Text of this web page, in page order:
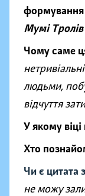
формування
Мумі
Чому саме
людьми,
відчуття
У якому
Хто
Чи є цитата
не можу